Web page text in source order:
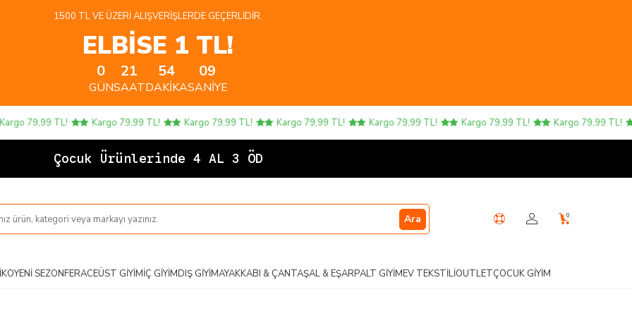
1500 TL VE ÜZERI ALIŞVERIŞLERDE GEÇERLIDIR.
ELBİSE 1 TL!
0
GÜN
21
SAAT
54
DAKIKA
09
SANIYE
79,99 TL! Kargo 79,99 TL! Kargo 79,99 TL! Kargo 79,99 TL! Kargo 79,99 TL! Kargo 79,99 TL! Kargo 79,99 TL!
Çocuk Ürünlerinde 4 AL 3 ÖDE!
Ara 0
YENI SEZONFERACEÜST GIYIMİÇ GIYIMDIŞ GIYIMAYAKKABI & ÇANTAŞAL & EŞARPALT GIYIMEV TEKSTILIOUTLETÇOCUK GIYIM